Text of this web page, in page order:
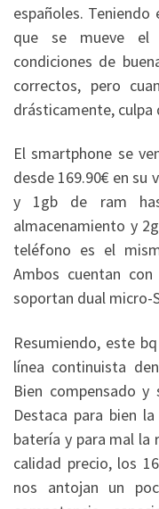
españoles.
que se mueve el
condiciones de
correctos, pero
drásticamente, culpa
El smartphone se
desde 169.90€ en su
y 1gb de ram
almacenamiento y
teléfono es el
Ambos cuentan
soportan dual micro-
Resumiendo, este
línea continuista
Bien compensado
Destaca para bien
batería y para mal la
calidad precio, los
nos antojan un